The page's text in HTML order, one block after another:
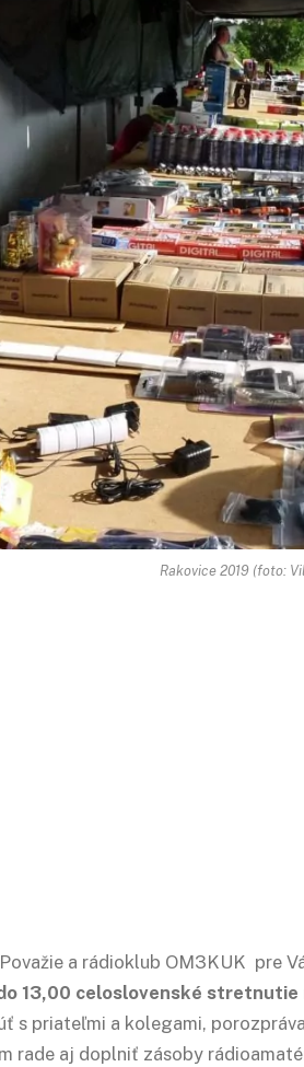
Rakovice 2019 (foto:
a rádioklub OM3KUK pre
13,00 celoslovenské
s priateľmi a kolegami,
rade aj doplniť zásoby